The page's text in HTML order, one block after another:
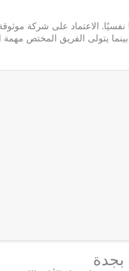
الاعتماد على شركة
بينما يتولى الفريق المختص مهمة